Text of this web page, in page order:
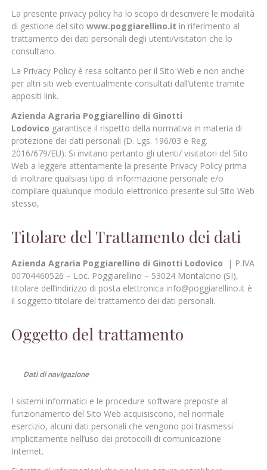
La presente privacy policy ha lo scopo di descrivere le modalità
di gestione del sito www.poggiarellino.it in riferimento al
trattamento dei dati personali degli utenti/visitatori che lo
consultano.
La Privacy Policy è resa soltanto per il Sito Web e non anche
per altri siti web eventualmente consultati dall’utente tramite
appositi link.
Azienda Agraria Poggiarellino di Ginotti
Lodovico garantisce il rispetto della normativa in materia di
protezione dei dati personali (D. Lgs. 196/03 e Reg.
2016/679/EU). Si invitano pertanto gli utenti/ visitatori del Sito
Web a leggere attentamente la presente Privacy Policy prima
di inoltrare qualsiasi tipo di informazione personale e/o
compilare qualunque modulo elettronico presente sul Sito Web
stesso,
Titolare del Trattamento dei dati
Azienda Agraria Poggiarellino di Ginotti Lodovico | P.IVA
00704460526 – Loc. Poggiarellino – 53024 Montalcino (SI),
titolare dell’indirizzo di posta elettronica info@poggiarellino.it è
il soggetto titolare del trattamento dei dati personali.
Oggetto del trattamento
Dati di navigazione
I sistemi informatici e le procedure software preposte al
funzionamento del Sito Web acquisiscono, nel normale
esercizio, alcuni dati personali che vengono poi trasmessi
implicitamente nell’uso dei protocolli di comunicazione
Internet.